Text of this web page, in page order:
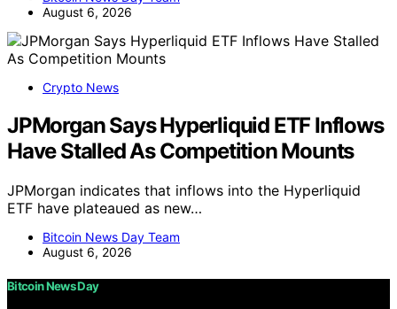
August 6, 2026
Crypto News
JPMorgan Says Hyperliquid ETF Inflows
Have Stalled As Competition Mounts
JPMorgan indicates that inflows into the Hyperliquid
ETF have plateaued as new…
Bitcoin News Day Team
August 6, 2026
Bitcoin News Day